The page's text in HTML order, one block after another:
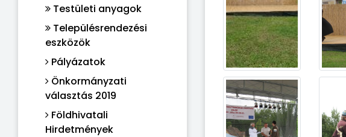
Testületi anyagok
Településrendezési
eszközök
Pályázatok
Önkormányzati
választás 2019
Földhivatali
Hirdetmények